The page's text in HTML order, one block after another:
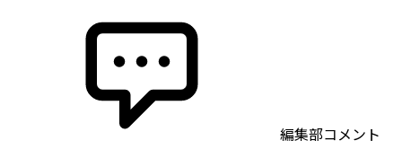
編集部コメント